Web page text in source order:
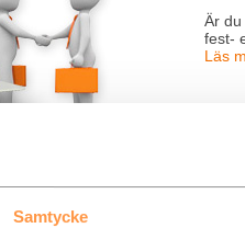
Samtycke
Är
fest-
Läs